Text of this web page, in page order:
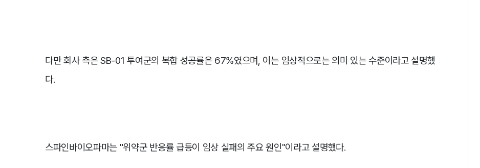
다만 회사 측은 SB-01 투여군의 복합 성공률은 67%였으며, 이는 임상적으로는 의미 있는 수준이라고 설명했
다.
스파인바이오파마는 "위약군 반응률 급등이 임상 실패의 주요 원인"이라고 설명했다.